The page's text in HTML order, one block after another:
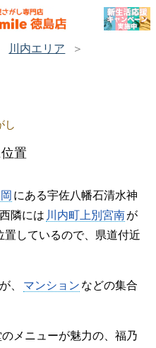
川内エリア
し
置
にある宇佐八幡石清水神
隣には 川内町上別宮南が
置しているので、県道付近
、 マンション などの集合
メニューが魅力の、福乃